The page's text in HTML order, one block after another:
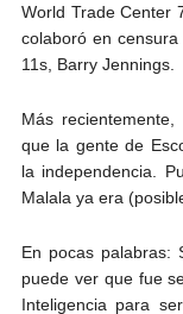
World Trade Center
colaboró en
11s, Barry Jennings.
Más
que la gente de
la independencia.
Malala ya era
En pocas palabras:
puede ver que fue
Inteligencia para